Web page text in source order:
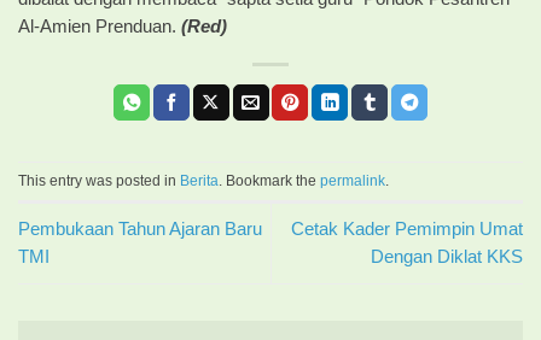
Al-Amien Prenduan. (Red)
This entry was posted in Berita . Bookmark the permalink
Pembukaan Tahun Ajaran Baru
TMI
Cetak Kader Pemimpin Umat
Dengan Diklat KKS